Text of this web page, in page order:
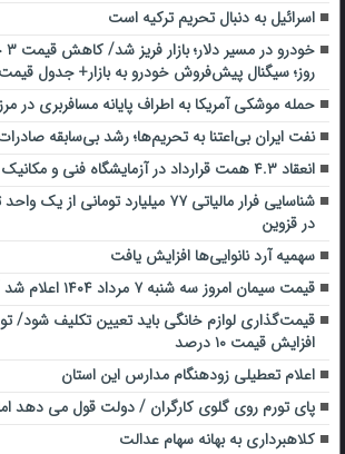
اسرائیل به دنبال تحریم ترکیه است
روز؛ سیگنال پیش‌فروش خودرو به بازار+ جدول قیمت
حمله موشکی آمریکا به اطراف پایانه مسافربری در
نفت ایران بی‌اعتنا به تحریم‌ها؛ رشد بی‌سابقه
انعقاد ۴.۳ همت قرارداد در آزمایشگاه فنی و مکانیک خاک
شناسایی فرار مالیاتی ۷۷ میلیارد تومانی
در قزوین
سهمیه آرد نانوایی‌ها افزایش یافت
قیمت سیمان امروز سه شنبه ۷ مرداد ۱۴۰۴ اعلام شد / سیمان ارزان شد؟
افزایش قیمت ۱۰ درصد
اعلام تعطیلی زودهنگام مدارس این استان
پای تورم روی گلوی کارگران / دولت قول می دهد
کلاهبرداری به بهانه سهام عدالت